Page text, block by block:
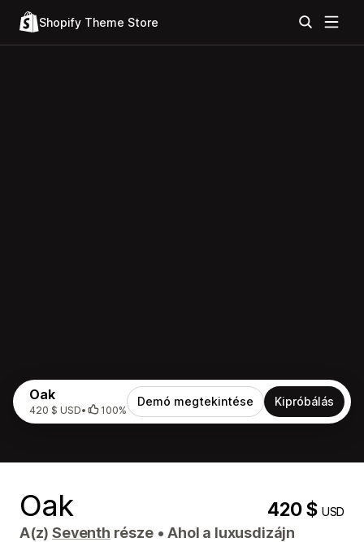
Shopify Theme Store
Oak
420 $ USD• 100%
Demó megtekintése Kipróbálás
Oak 420 $USD
A(z)Seventh része • Ahol a luxusdizájn